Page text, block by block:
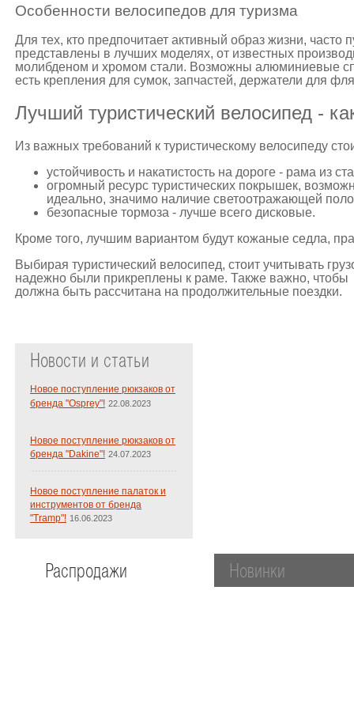
Особенности велосипедов для туризма
Для тех, кто предпочитает активный образ жизни, часто
представлены в лучших моделях, от известных
молибденом и хромом стали. Возможны алюминиевые
есть крепления для сумок, запчастей, держатели для
Лучший туристический велосипед -
Из важных требований к туристическому велосипеду
устойчивость и накатистость на дороге - рама из
огромный ресурс туристических покрышек,
идеально, значимо наличие светоотражающей
безопасные тормоза - лучше всего дисковые.
Кроме того, лучшим вариантом будут кожаные седла,
Выбирая туристический велосипед, стоит учитывать
надежно были прикреплены к раме. Также важно, чтобы
должна быть рассчитана на продолжительные поездки.
Новости и статьи
Новое поступление рюкзаков от
бренда "Osprey"! 22.08.2023
Новое поступление рюкзаков от
бренда "Dakine"! 24.07.2023
Новое поступление палаток и
инструментов от бренда
"Tramp"! 16.06.2023
Распродажи Новинки